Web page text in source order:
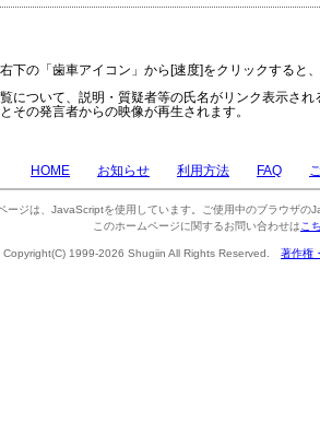
右下の「歯車アイコン」から[速度]をクリックすると
覧について、説明・質疑者等の氏名がリンク表示さ
その発言者からの映像が再生されます。
HOME お知らせ 利用方法 FAQ
ージは、JavaScriptを使用しています。ご使用中のブラウザの
このホームページに関するお問い合わせは こ
Copyright(C) 1999-2026 Shugiin All Rights Reserved. 著作権